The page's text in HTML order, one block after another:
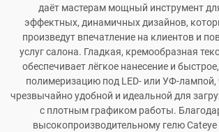
даёт мастерам мощный инструмент
эффектных, динамичных дизайнов,
произведут впечатление на клиентов и
услуг салона. Гладкая, кремообразная
обеспечивает лёгкое нанесение и
полимеризацию под LED- или УФ-лампой,
чрезвычайно удобной и идеальной для
с плотным графиком работы.
высокопроизводительному гелю